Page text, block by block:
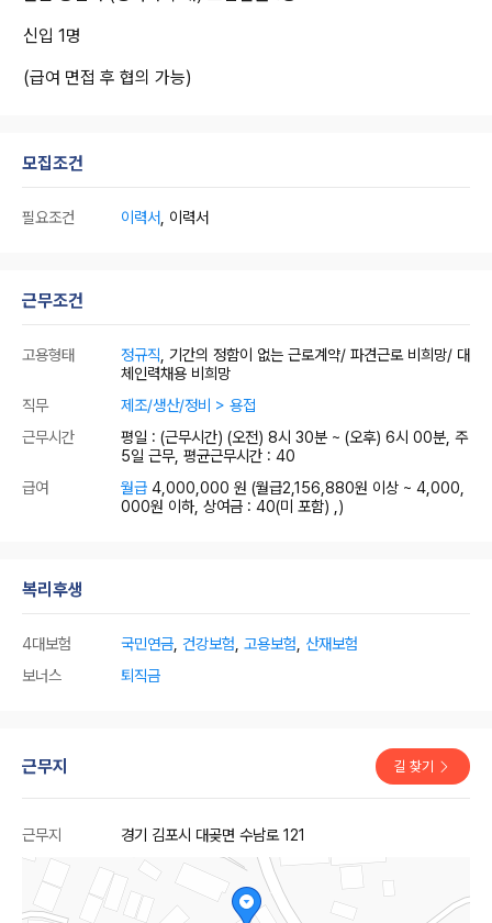
신입 1명
(급여 면접 후 협의 가능)
모집조건
필요조건 이력서 , 이력서
근무조건
고용형태 정규직 , 기간의 정함이 없는 근로계약/ 파견근로 비희망/ 대
체인력채용 비희망
직무
제조/생산/정비 > 용접
근무시간
평일 : (근무시간) (오전) 8시 30분 ~ (오후) 6시 00분, 주
5일 근무, 평균근무시간 : 40
급여
월급 4,000,000 원 (월급2,156,880원 이상 ~ 4,000,
000원 이하, 상여금 : 40(미 포함) ,)
복리후생
4대보험 국민연금 건강보험 고용보험 산재보험
보너스
퇴직금
근무지 길 찾기
근무지 경기 김포시 대곶면 수남로 121